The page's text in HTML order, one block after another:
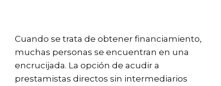
Cuando se trata de obtener financiamiento,
muchas personas se encuentran en una
encrucijada. La opción de acudir a
prestamistas directos sin intermediarios